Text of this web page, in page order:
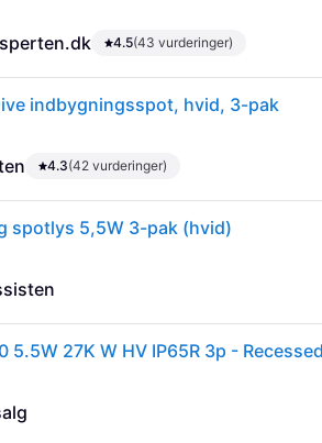
4.5(43 vurderinger)
indbygningsspot, hvid, 3-pak
4.3(42 vurderinger)
spotlys 5,5W 3-pak (hvid)
5.5W 27K W HV IP65R 3p -